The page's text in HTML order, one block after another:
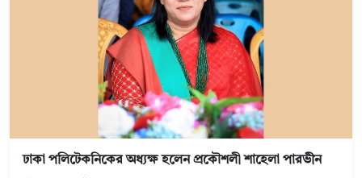
ঢাকা পলিটেকনিকের অধ্যক্ষ হলেন প্রকৌশলী শাহেলা পারভীন